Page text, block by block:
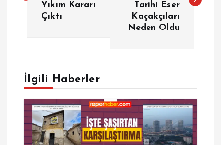
e
z
Yıkım Kararı
Çıktı
Tarihi Eser
Kaçakçıları
Neden Oldu
İlgili Haberler